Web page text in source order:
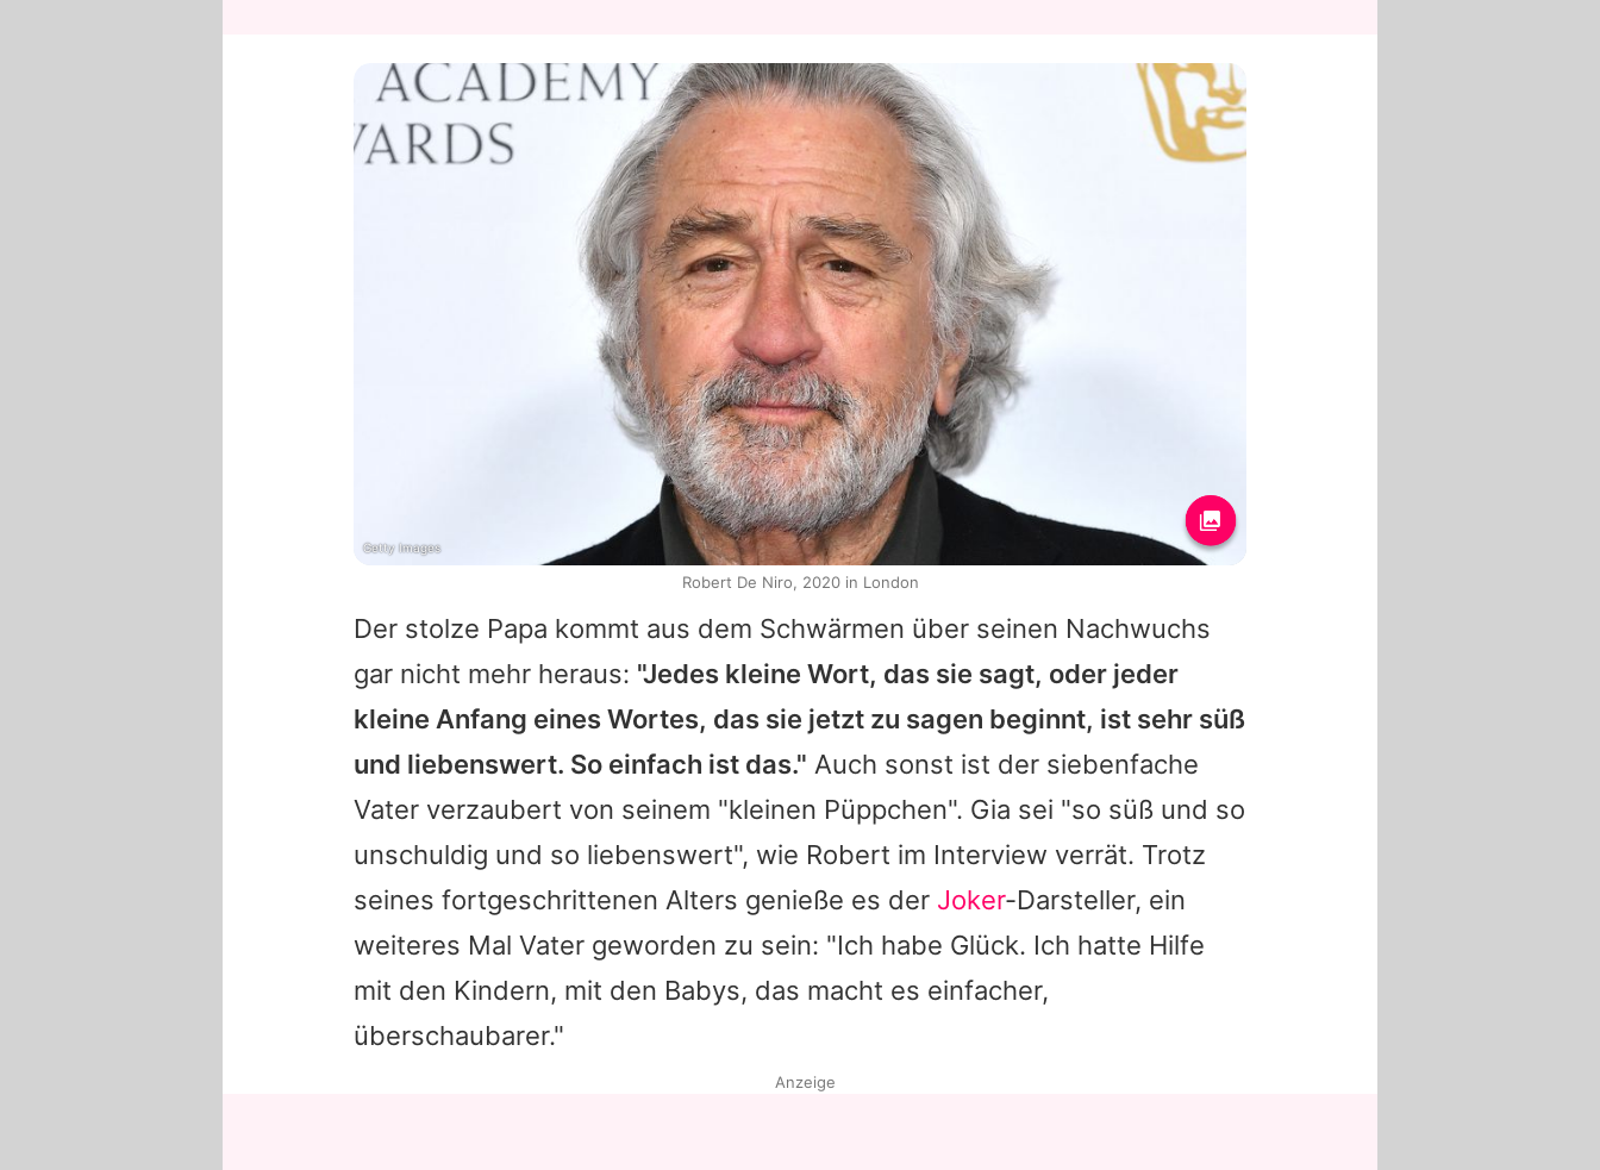
Der stolze Papa kommt aus dem Schwärmen über seinen Nachwuchs
gar nicht mehr heraus: "Jedes kleine Wort, das sie sagt, oder jeder
kleine Anfang eines Wortes, das sie jetzt zu sagen beginnt, ist sehr süß
und liebenswert. So einfach ist das." Auch sonst ist der siebenfache
Vater verzaubert von seinem "kleinen Püppchen". Gia sei "so süß und so
unschuldig und so liebenswert", wie Robert im Interview verrät. Trotz
seines fortgeschrittenen Alters genieße es der Joker-Darsteller, ein
weiteres Mal Vater geworden zu sein: "Ich habe Glück. Ich hatte Hilfe
mit den Kindern, mit den Babys, das macht es einfacher,
überschaubarer."
Getty Images
Robert De Niro, 2020 in London
Anzeige